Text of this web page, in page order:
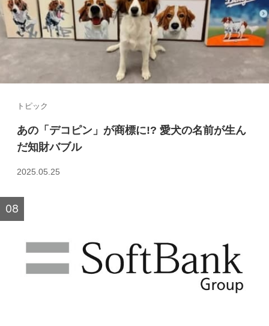
トピック
あの「デコピン」が商標に!? 愛犬の名前が生ん
だ知財バブル
2025.05.25